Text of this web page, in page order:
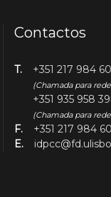
Contactos
T. +351 217 984
(Chamada para
+351 935 958
(Chamada para
F.
+351 217 984
E.